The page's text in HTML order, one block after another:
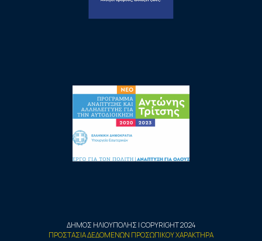
ΔΗΜΟΣ ΗΛΙΟΥΠΟΛΗΣ | COPYRIGHT 2024
ΠΡΟΣΤΑΣΙΑ ΔΕΔΟΜΕΝΩΝ ΠΡΟΣΩΠΙΚΟΥ ΧΑΡΑΚΤΗΡΑ